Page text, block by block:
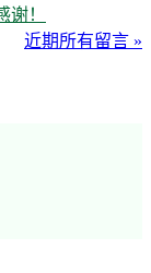
！
近期所有留言 »